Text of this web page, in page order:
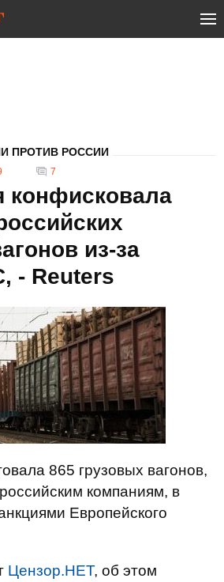
ПРОТИВ РОССИИ
7
конфисковала
из-за
- Reuters
865 грузовых вагонов,
компаниям, в
Европейского
Цензор.НЕТ, об этом